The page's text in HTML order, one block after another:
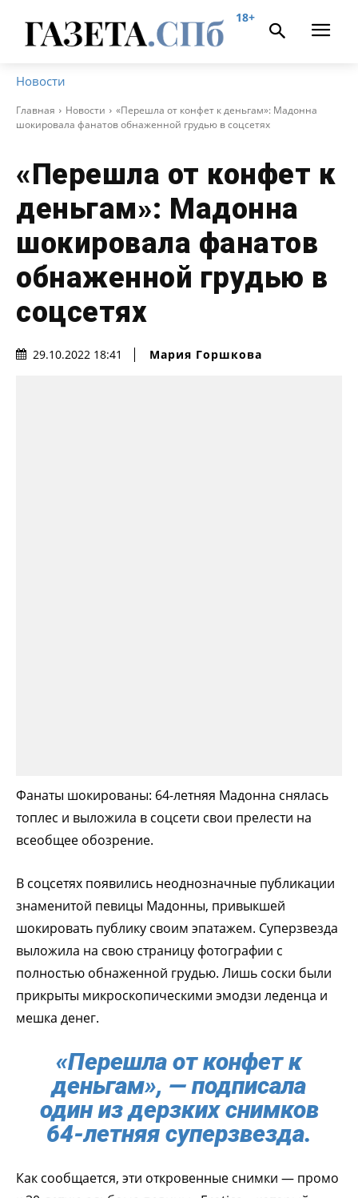
18+
Новости
Главная Новости
«Перешла от конфет к деньгам»: Мадонна
шокировала фанатов обнаженной грудью в соцсетях
«Перешла от конфет к
деньгам»: Мадонна
шокировала фанатов
обнаженной грудью в
соцсетях
29.10.2022 18:41 Мария Горшкова
Фанаты шокированы: 64-летняя Мадонна снялась
топлес и выложила в соцсети свои прелести на
всеобщее обозрение.
В соцсетях появились неоднозначные публикации
знаменитой певицы Мадонны, привыкшей
шокировать публику своим эпатажем. Суперзвезда
выложила на свою страницу фотографии с
полностью обнаженной грудью. Лишь соски были
прикрыты микроскопическими эмодзи леденца и
мешка денег.
«Перешла от конфет к
деньгам», — подписала
один из дерзких снимков
64-летняя суперзвезда.
Как сообщается, эти откровенные снимки — промо